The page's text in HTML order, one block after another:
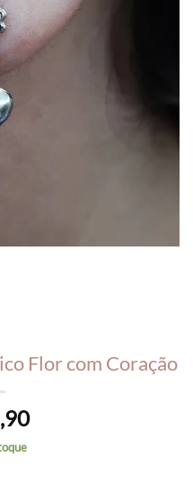
Flor com Coração
quantidade